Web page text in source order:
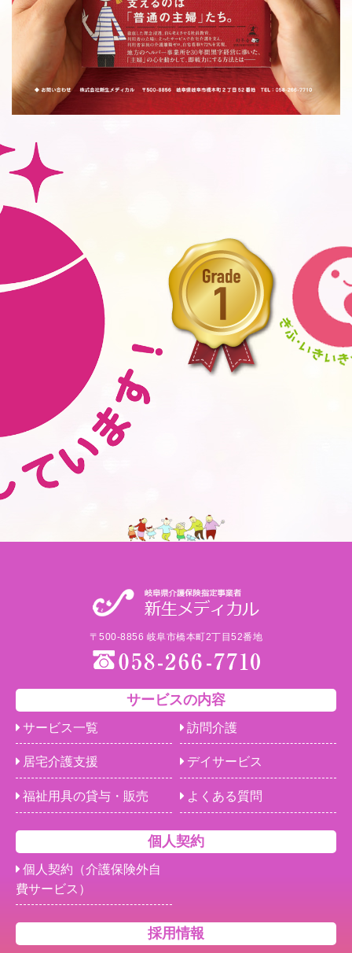
〒500-8856 岐阜市橋本町2丁目52番地
サービスの内容
サービス一覧 訪問介護
居宅介護支援 デイサービス
福祉用具の貸与・販売 よくある質問
個人契約
個人契約（介護保険外自
費サービス）
採用情報